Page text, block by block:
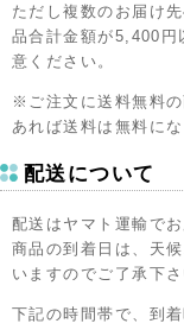
ただし複数のお届け
品合計金額が5,400円
意ください。
※ご注文に送料無料
あれば送料は無料にな
配送について
配送はヤマト運輸で
商品の到着日は、天
いますのでご了承下さ
下記の時間帯で、到